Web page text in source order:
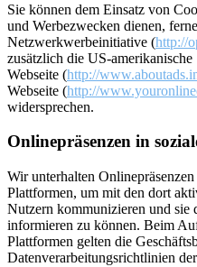
Sie können dem Einsatz von
und Werbezwecken dienen,
Netzwerkwerbeinitiative (http://
zusätzlich die US-amerikanische
Webseite (http://
Webseite (http://
widersprechen.
Onlinepräsenzen in
Wir unterhalten
Plattformen, um mit den dort
Nutzern kommunizieren und sie
informieren zu können. Beim
Plattformen gelten die
Datenverarbeitungsrichtlinien